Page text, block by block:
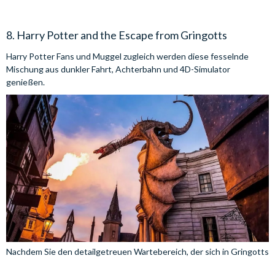
8. Harry Potter and the Escape from Gringotts
Harry Potter Fans und Muggel zugleich werden diese fesselnde
Mischung aus dunkler Fahrt, Achterbahn und 4D-Simulator
genießen.
Nachdem Sie den detailgetreuen Wartebereich, der sich in Gringotts